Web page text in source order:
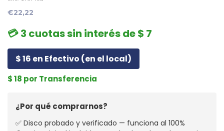
€22,22
💳 3 cuotas sin interés de $ 7
$ 16 en Efectivo (en el local)
$ 18 por Transferencia
¿Por qué comprarnos?
✅ Disco probado y verificado — funciona al 100%